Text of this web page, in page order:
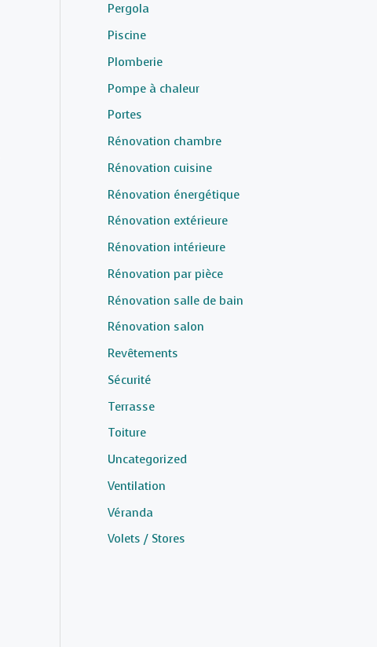
Pergola
Piscine
Plomberie
Pompe à chaleur
Portes
Rénovation chambre
Rénovation cuisine
Rénovation énergétique
Rénovation extérieure
Rénovation intérieure
Rénovation par pièce
Rénovation salle de bain
Rénovation salon
Revêtements
Sécurité
Terrasse
Toiture
Uncategorized
Ventilation
Véranda
Volets / Stores